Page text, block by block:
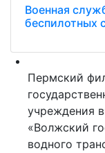
Военная
беспилотных
Пермский
учреждения
«Волжский
водного